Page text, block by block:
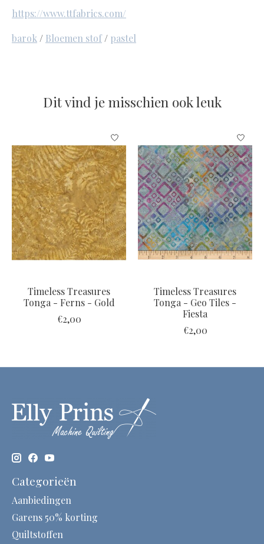
https://www.ttfabrics.com/
barok / Bloemen stof/ pastel
Dit vind je misschien ook leuk
Items van productcarrousel
Timeless Treasures
Tonga - Ferns - Gold
€2,00
Timeless Treasures
Tonga - Geo Tiles -
Fiesta
€2,00
Categorieën
Aanbiedingen
Garens 50% korting
Quiltstoffen